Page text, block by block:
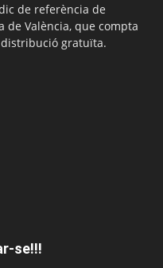
de referència de
València, que compta
gratuïta.
se!!!